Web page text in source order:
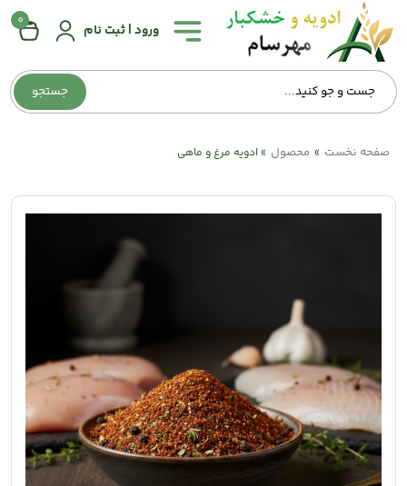
جستجو
ورود | ثبت نام
0
همه
دسته‌بندی‌ها
صفحه
اصلی
حساب
کاربری
صفحه نخست » محصول » ادویه مرغ و ماهی